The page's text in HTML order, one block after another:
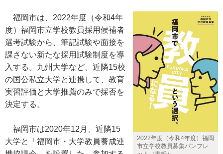
2022年度（令和4年度）福岡
市立学校教員募集パンフレ
福岡市は、2022年度（令和4年
度）福岡市立学校教員採用候補者
選考試験から、筆記試験や面接を
課さない新たな採用試験制度を導
入する。九州大学など、近隣15校
の国公私立大学と連携して、教育
実習評価と大学推薦のみで採否を
決定する。
福岡市は2020年12月、近隣15
大学と「福岡市・大学教員養成連